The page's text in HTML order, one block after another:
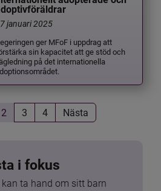
januari 2025
ger MFoF i uppdrag att
sin kapacitet att ge stöd och
på det internationella
2 3 4 Nästa
i fokus
ta hand om sitt barn